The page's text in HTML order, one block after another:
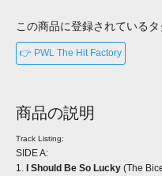
この商品に登録されているタ
👉 PWL The Hit Factory
商品の説明
Track Listing:
SIDE A:
1.
I Should Be So Lucky (The